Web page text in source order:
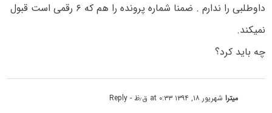
داوطلبی را ندارم . ضمنا شماره پرونده را هم که ۶ رقمی است قبول
نمیکند.
چه باید کرد؟
میتراشهریور ۱۸, ۱۳۹۴ at ۰:۳۳ ق٫ظ - Reply